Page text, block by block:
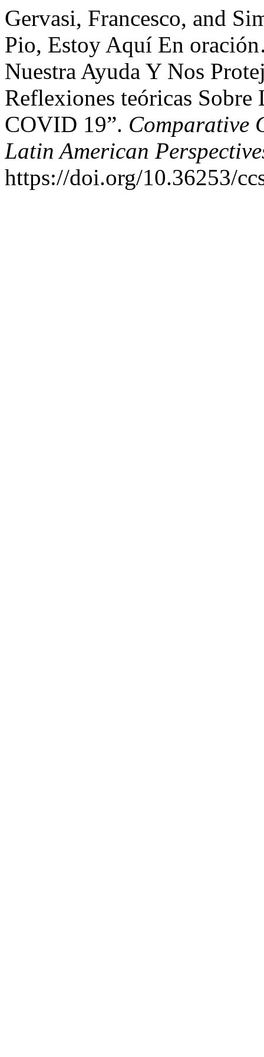
Gervasi, Francesco, and
Pio, Estoy Aquí En
Nuestra Ayuda Y Nos
Reflexiones teóricas
COVID 19”. Comparative
Latin American
https://doi.org/10.36253/